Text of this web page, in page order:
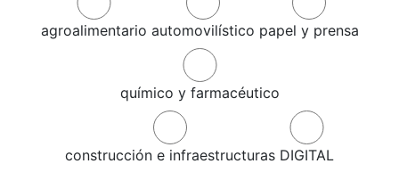
agroalimentario automovilístico papel y prensa
químico y farmacéutico
construcción e infraestructuras DIGITAL